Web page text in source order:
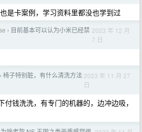
是卡案例，学习资料里都没也学到过
› 目前基本可以认为小米已经禁 2023 年 12 月
7 日
› 椅子特别脏，有什么清洗方法 2023 年 11 月 27
日
钱洗洗，有专门的机器的，边冲边吸，